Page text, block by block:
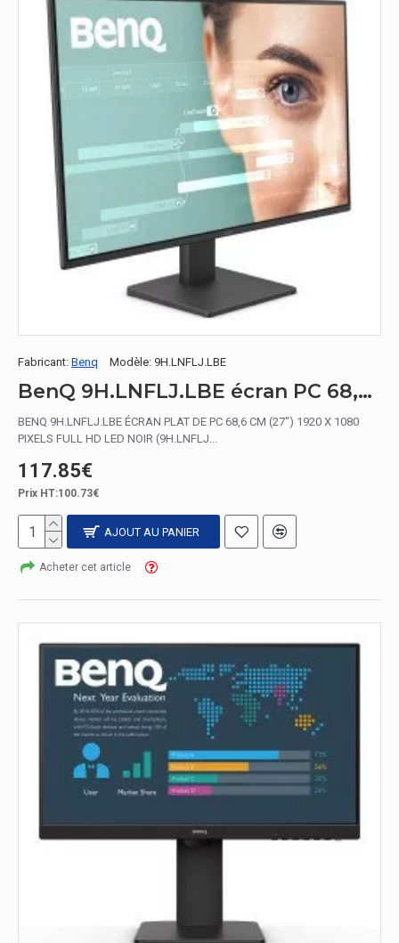
Fabricant: Benq Modèle: 9H.LNFLJ.LBE
BenQ 9H.LNFLJ.LBE écran PC 68,6 cm (27") 1920 x 1080 pixels Full HD LED Noir
BENQ 9H.LNFLJ.LBE ÉCRAN PLAT DE PC 68,6 CM (27") 1920 X 1080
PIXELS FULL HD LED NOIR (9H.LNFLJ...
117.85€
Prix HT:100.73€
AJOUT AU PANIER
Acheter cet article